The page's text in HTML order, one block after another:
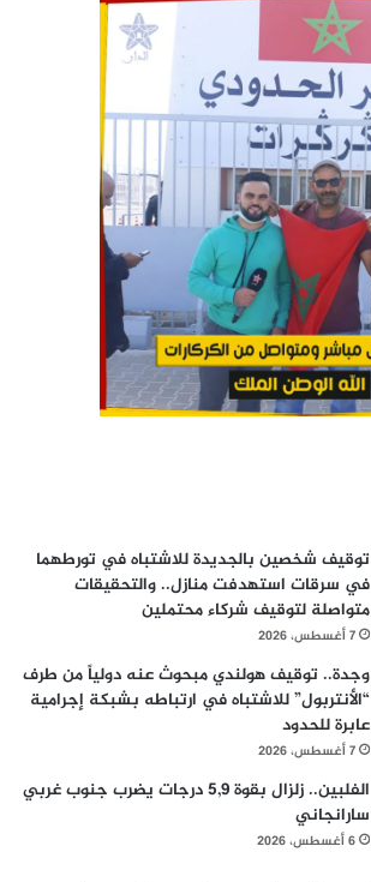
توقيف شخصين بالجديدة للاشتباه في تورطهما
في سرقات استهدفت منازل.. والتحقيقات
متواصلة لتوقيف شركاء محتملين
7 أغسطس، 2026
وجدة.. توقيف هولندي مبحوث عنه دولياً من طرف
“الأنتربول” للاشتباه في ارتباطه بشبكة إجرامية
عابرة للحدود
7 أغسطس، 2026
الفلبين.. زلزال بقوة 5,9 درجات يضرب جنوب غربي
سارانجاني
6 أغسطس، 2026